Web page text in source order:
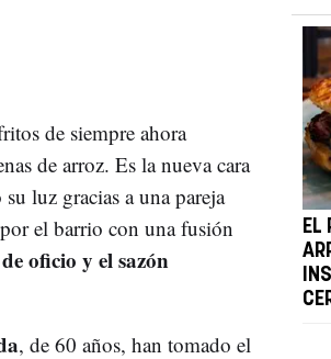
de siempre ahora
de arroz. Es la nueva cara
luz gracias a una pareja
el barrio con una fusión
oficio y el sazón
, de 60 años, han tomado el
EL